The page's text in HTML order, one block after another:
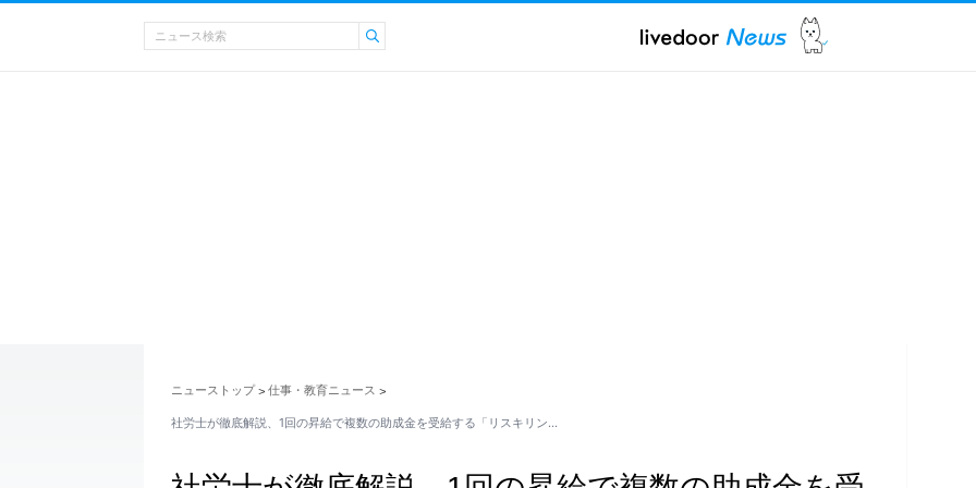
ニューストップ > 仕事・教育ニュース >
社労士が徹底解説、1回の昇給で複数の助成金を受給する「リスキリン…